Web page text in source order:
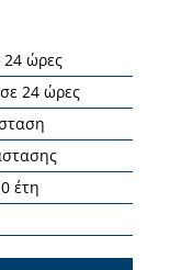
24 ώρες
24 ώρες
έτη